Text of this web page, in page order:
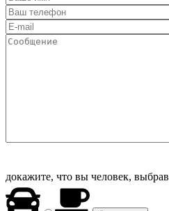
докажите, что вы человек, выбрав